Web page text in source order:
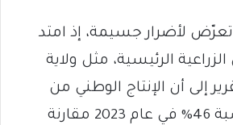
تعرّض لأضرار جسيمة، إذ امتد
الزراعية الرئيسية، مثل ولاية
إلى أن الإنتاج الوطني من
الحبوب تراجع بنسبة 46% في عام 2023 مقارنة